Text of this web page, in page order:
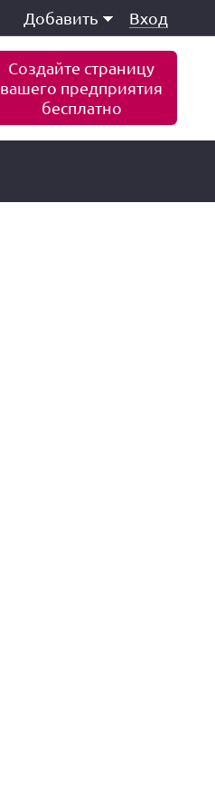
Добавить Вход
Создайте страницу
вашего предприятия
бесплатно